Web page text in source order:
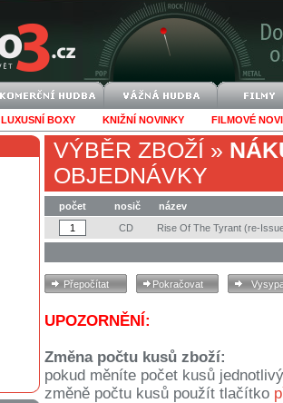
LUXUSNÍ BOXY KNIŽNÍ NOVINKY FILMOVÉ
VÝBĚR ZBOŽÍ »
OBJEDNÁVKY
počet nosič
název
CD
Rise Of The Tyrant (re-
UPOZORNĚNÍ:
Změna počtu kusů zboží:
pokud měníte počet kusů
změně počtu kusů použít tlačítko